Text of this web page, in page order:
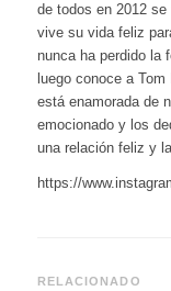
de todos en 2012
vive su vida feliz
nunca ha perdido la
luego conoce a
está enamorada de
emocionado y los
una relación feliz y
https://
RELACIONADO